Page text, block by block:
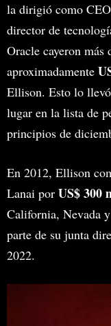
la dirigió como
director de
Oracle cayeron
aproximadamente
Ellison. Esto lo
lugar en la lista de
principios de
En 2012, Ellison
Lanai por US$ 300
California, Nevada
parte de su junta
2022.